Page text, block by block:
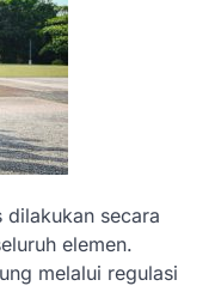
dilakukan secara
elemen.
melalui regulasi